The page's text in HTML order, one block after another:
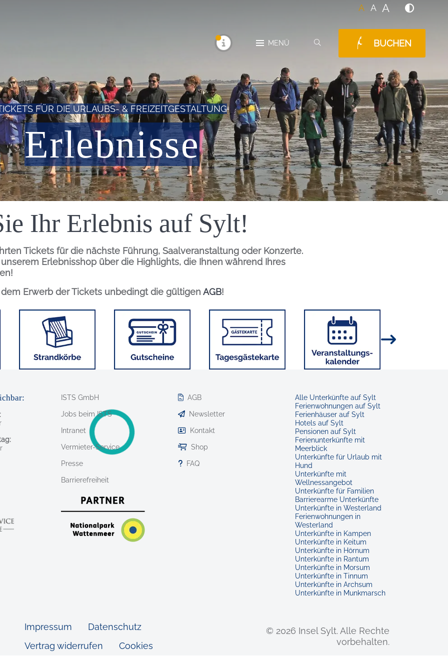
A A A
MENÜ BUCHEN
FÜR DIE URLAUBS- & FREIZEITGESTALTUNG
Erlebnisse
Ihr Erlebnis auf Sylt!
Tickets für die nächste Führung, Saalveranstaltung oder Konzerte.
Erlebnisshop über die Highlights, die Ihnen während Ihres
Erwerb der Tickets unbedingt die gültigen AGB!
Bild
ISTS GmbH
Jobs beim ISTS
Intranet
Vermieter-Service
Presse
Barrierefreiheit
AGB
Newsletter
Kontakt
Shop
FAQ
Alle Unterkünfte auf Sylt
Ferienwohnungen auf Sylt
Ferienhäuser auf Sylt
Hotels auf Sylt
Pensionen auf Sylt
Ferienunterkünfte mit
Meerblick
Unterkünfte für Urlaub mit
Hund
Unterkünfte mit
Wellnessangebot
Unterkünfte für Familien
Barrierearme Unterkünfte
Unterkünfte in Westerland
Ferienwohnungen in
Westerland
Unterkünfte in Kampen
Unterkünfte in Keitum
Unterkünfte in Hörnum
Unterkünfte in Rantum
Unterkünfte in Morsum
Unterkünfte in Tinnum
Unterkünfte in Archsum
Unterkünfte in Munkmarsch
Impressum
Datenschutz
Vertrag widerrufen
Cookies
© 2026 Insel Sylt.Alle Rechte
vorbehalten.